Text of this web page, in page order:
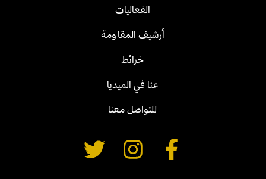
الفعاليات
أرشيف المقاومة
خرائط
عنا في الميديا
للتواصل معنا